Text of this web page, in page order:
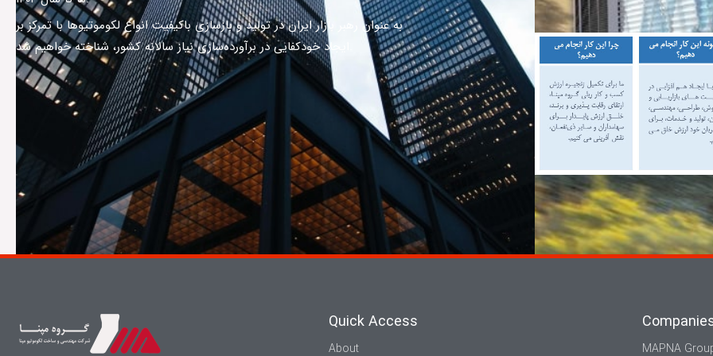
به عنوان رهبر بازار ایران در تولید و بازسازی باکیفیت انواع لکوموتیوها با تمرکز بر
Quick Access
About MAPNA